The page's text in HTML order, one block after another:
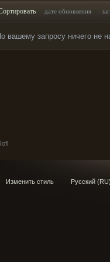
дате обновления
вашему запросу ничего не
Изменить стиль Русский